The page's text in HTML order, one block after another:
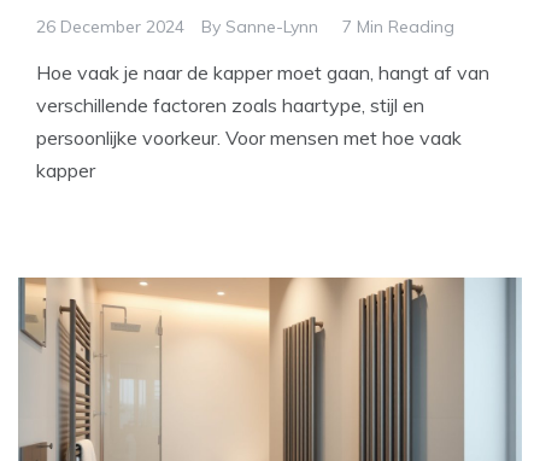
26 December 2024 By Sanne-Lynn 7 Min Reading
Hoe vaak je naar de kapper moet gaan, hangt af van
verschillende factoren zoals haartype, stijl en
persoonlijke voorkeur. Voor mensen met hoe vaak
kapper